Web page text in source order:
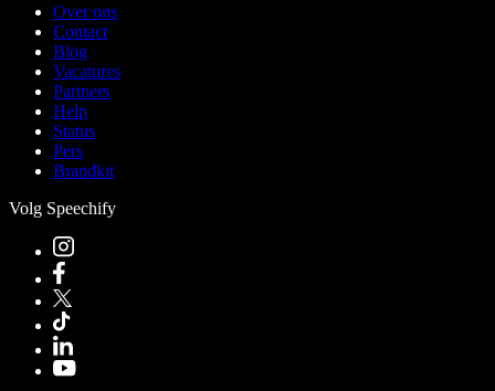
Over ons
Contact
Blog
Vacatures
Partners
Help
Status
Pers
Brandkit
Volg Speechify